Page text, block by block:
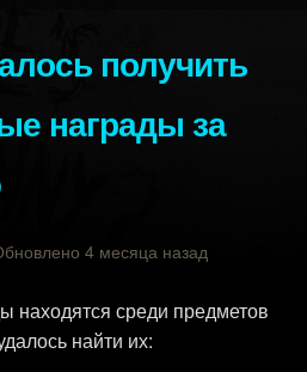
награды за
4 месяца назад
находятся среди предметов
найти их: